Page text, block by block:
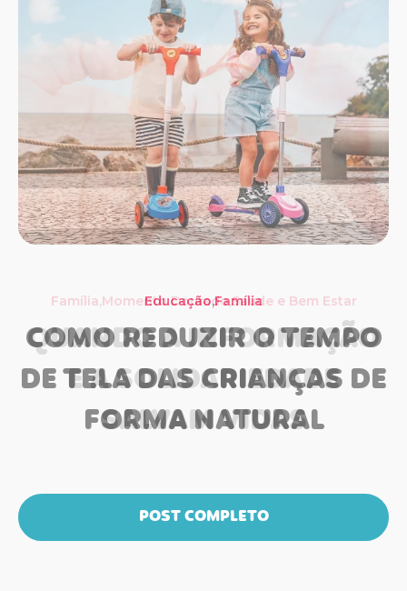
Família,Momento Dourado,Saúde e Bem Estar
QUANDO A INFORMAÇÃO
E A SOLIDARIEDADE
SALVAM VIDAS
POST COMPLETO
Educação,Família
COMO REDUZIR O TEMPO
DE TELA DAS CRIANÇAS DE
FORMA NATURAL
POST COMPLETO
FamíliaSaúde e Bem Estar